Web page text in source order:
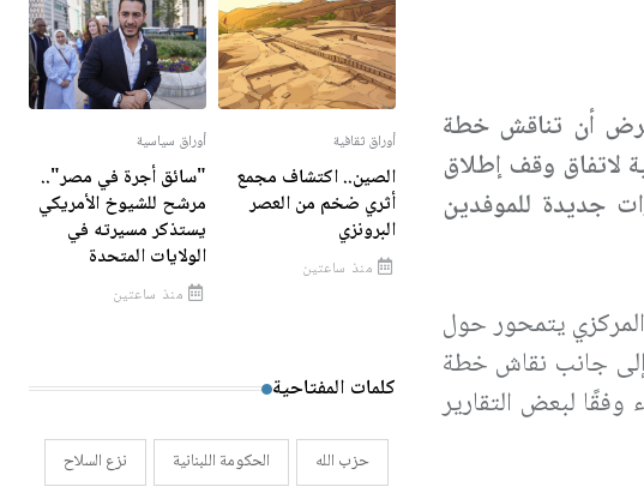
أن تناقش خطة
لاتفاق وقف إطلاق
جديدة للموفدين
يتمحور حول
إلى جانب نقاش خطة
لبعض التقارير
أوراق ثقافية
الصين.. اكتشاف مجمع
أثري ضخم من العصر
البرونزي
منذ ساعتين
أوراق سياسية
"سائق أجرة في مصر"..
مرشح للشيوخ الأمريكي
يستذكر مسيرته في
الولايات المتحدة
منذ ساعتين
كلمات المفتاحية
حزب الله الحكومة اللبنانية نزع السلاح